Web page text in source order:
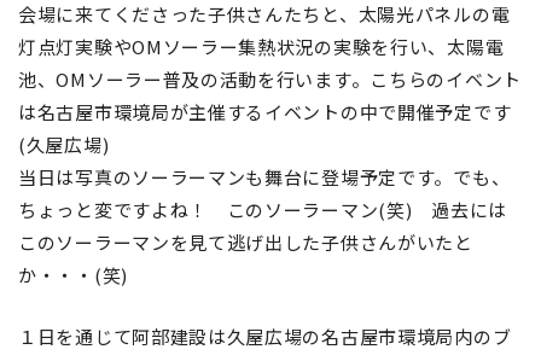
会場に来てくださった子供さんたちと、太陽光パネルの電
灯点灯実験やOMソーラー集熱状況の実験を行い、太陽電
池、OMソーラー普及の活動を行います。こちらのイベント
は名古屋市環境局が主催するイベントの中で開催予定です
(久屋広場)
当日は写真のソーラーマンも舞台に登場予定です。でも、
ちょっと変ですよね！ このソーラーマン(笑) 過去には
このソーラーマンを見て逃げ出した子供さんがいたと
か・・・(笑)
１日を通じて阿部建設は久屋広場の名古屋市環境局内のブ